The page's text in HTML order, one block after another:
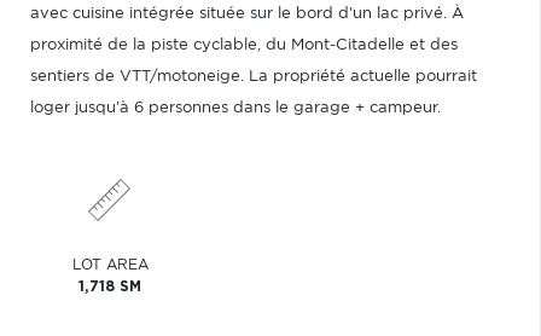
avec cuisine intégrée située sur le bord d'un lac privé. À
proximité de la piste cyclable, du Mont-Citadelle et des
sentiers de VTT/motoneige. La propriété actuelle pourrait
loger jusqu'à 6 personnes dans le garage + campeur.
LOT AREA
1,718 SM